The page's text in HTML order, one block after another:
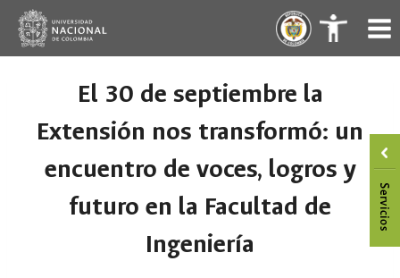
content
. .
El 30 de septiembre la
Extensión nos transformó: un
encuentro de voces, logros y
futuro en la Facultad de
Ingeniería